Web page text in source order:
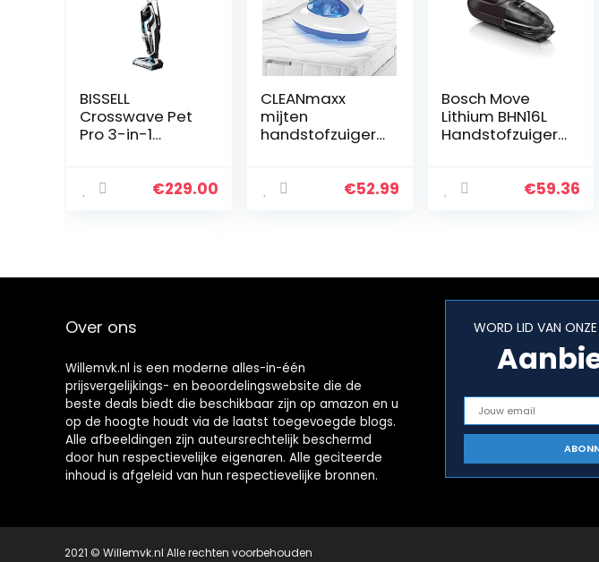
BISSELL
Crosswave Pet
Pro 3-in-1
vloeren en€229.00
CLEANmaxx
mijten
handstofzuiger |
UV-C licht | €52.99
Bosch Move
Lithium BHN16L
Handstofzuiger,
ideaal voor€59.36
Over ons
Willemvk.nl is een moderne alles-in-één
prijsvergelijkings- en beoordelingswebsite die de
beste deals biedt die beschikbaar zijn op amazon en u
op de hoogte houdt via de laatst toegevoegde blogs.
Alle afbeeldingen zijn auteursrechtelijk beschermd
door hun respectievelijke eigenaren. Alle geciteerde
inhoud is afgeleid van hun respectievelijke bronnen.
WORD LID VAN
2021 © Willemvk.nl Alle rechten voorbehouden